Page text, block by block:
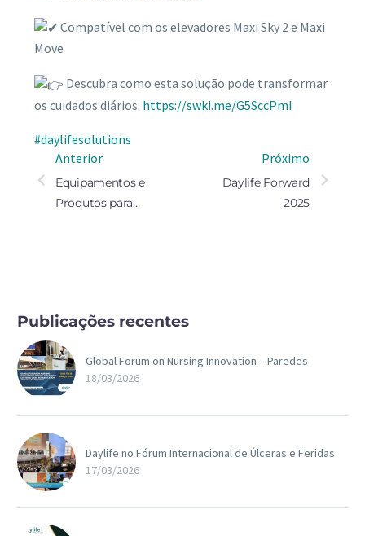
Compatível com os elevadores Maxi Sky 2 e Maxi
Move
Descubra como esta solução pode transformar
os cuidados diários: https://swki.me/G5SccPmI
#daylifesolutions
Anterior
Equipamentos e
Produtos para
Próximo
Daylife Forward
2025
Publicações recentes
Global Forum on Nursing Innovation – Paredes
18/03/2026
Daylife no Fórum Internacional de Úlceras e Feridas
17/03/2026